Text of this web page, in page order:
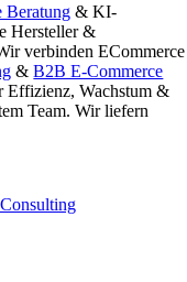
Beratung & KI-
Hersteller &
verbinden ECommerce
&B2B E-Commerce
Effizienz, Wachstum &
Team. Wir liefern